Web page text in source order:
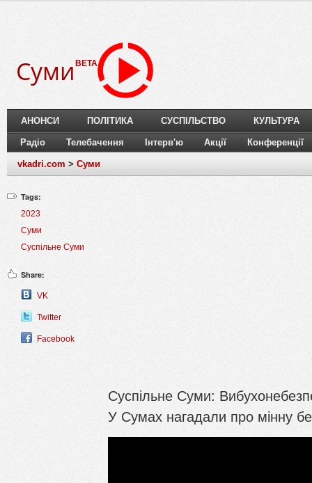
Суми BETA
АНОНСИ ПОЛІТИКА СУСПІЛЬСТВО КУЛЬТУРА
Радіо Телебачення Інтерв'ю Акції Конференції
vkadri.com > Суми
Tags:
2023
Суми
Суспільне Суми
Share:
VK
Twitter
Facebook
Суспільне Суми:
У Сумах нагадали про мінну